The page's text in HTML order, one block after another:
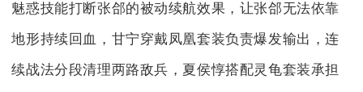
魅惑技能打断张郃的被动续航效果，让张郃无法依靠
地形持续回血，甘宁穿戴凤凰套装负责爆发输出，连
续战法分段清理两路敌兵，夏侯惇搭配灵龟套装承担